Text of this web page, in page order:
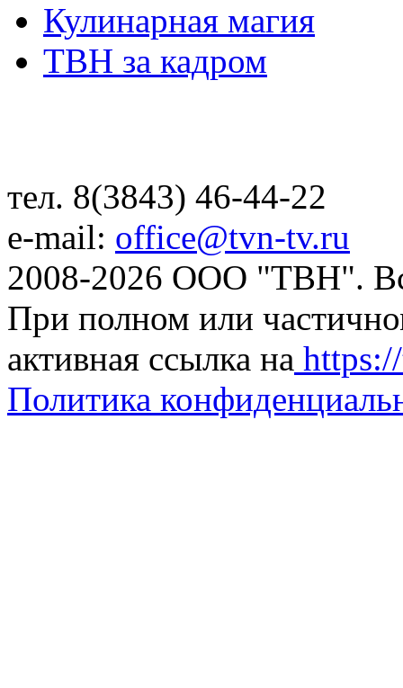
Кулинарная магия
ТВН за кадром
тел. 8(3843) 46-44-22
e-mail: office@tvn-tv.ru
2008-2026 ООО "ТВН".
При полном или
активная ссылка на
Политика